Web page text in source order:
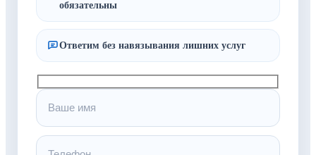
обязательны
Ответим без навязывания лишних услуг